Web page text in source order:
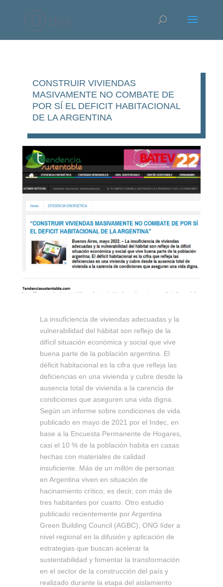
CONSTRUIR VIVIENDAS
MASIVAMENTE NO COMBATE DE
POR SÍ EL DEFICIT HABITACIONAL
DE LA ARGENTINA
La insuficiencia de viviendas adecuadas y la
vulnerabilidad del hábitat son reflejo de la
difícil situación económica y social que vive
buena parte de la población argentina. El
déficit habitacional es la cifra que refleja las
deficiencias en una vivienda y cubre desde la
ausencia total de vivienda a la carencia de
condiciones que aseguren una vida digna.
Según un informe sobre condiciones de vida
publicado en mayo de 2021 por el Indec, en
base a la Encuesta Permanente de Hogares,
casi el 10 % de la población habita en casas
hechas con materiales de calidad
insuficiente. Más de un millón de personas
en Argentina viven en situación de
hacinamiento crítico, es decir, con más de
tres habitantes por cuarto. Otro estudio
publicado recientemente por Argentina
Green Building Council (AGBC), ONG líder a
nivel regional en la difusión y aplicación de
estrategias que buscan acelerar la
sustentabilidad y fomentar la transformación
en el sector de la construcción del país y
realizado durante la etapa del aislamiento